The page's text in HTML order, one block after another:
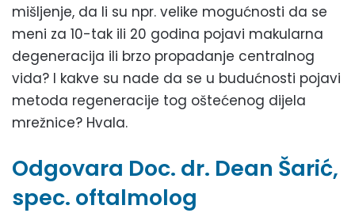
mišljenje, da li su npr. velike mogućnosti da se
meni za 10-tak ili 20 godina pojavi makularna
degeneracija ili brzo propadanje centralnog
vida? I kakve su nade da se u budućnosti pojavi
metoda regeneracije tog oštećenog dijela
mrežnice? Hvala.
Odgovara Doc. dr. Dean Šarić,
spec. oftalmolog